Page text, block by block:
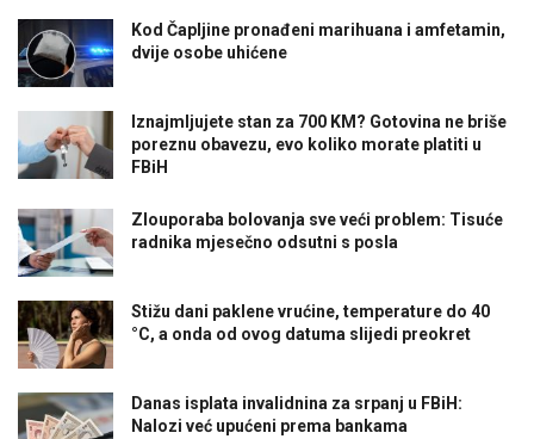
Kod Čapljine pronađeni marihuana i amfetamin,
dvije osobe uhićene
Iznajmljujete stan za 700 KM? Gotovina ne briše
poreznu obavezu, evo koliko morate platiti u
FBiH
Zlouporaba bolovanja sve veći problem: Tisuće
radnika mjesečno odsutni s posla
Stižu dani paklene vrućine, temperature do 40
°C, a onda od ovog datuma slijedi preokret
Danas isplata invalidnina za srpanj u FBiH:
Nalozi već upućeni prema bankama